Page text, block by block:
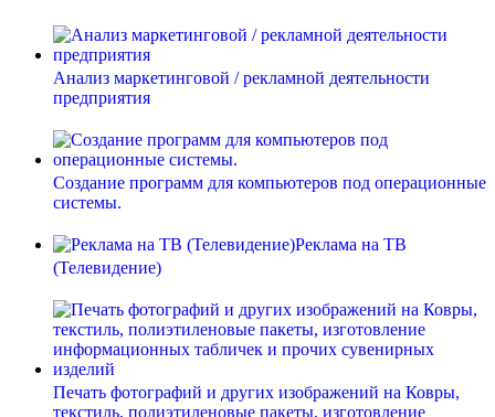
Анализ маркетинговой / рекламной деятельности
предприятия
Создание программ для компьютеров под операционные
системы.
Реклама на ТВ
(Телевидение)
Печать фотографий и других изображений на Ковры,
текстиль, полиэтиленовые пакеты, изготовление